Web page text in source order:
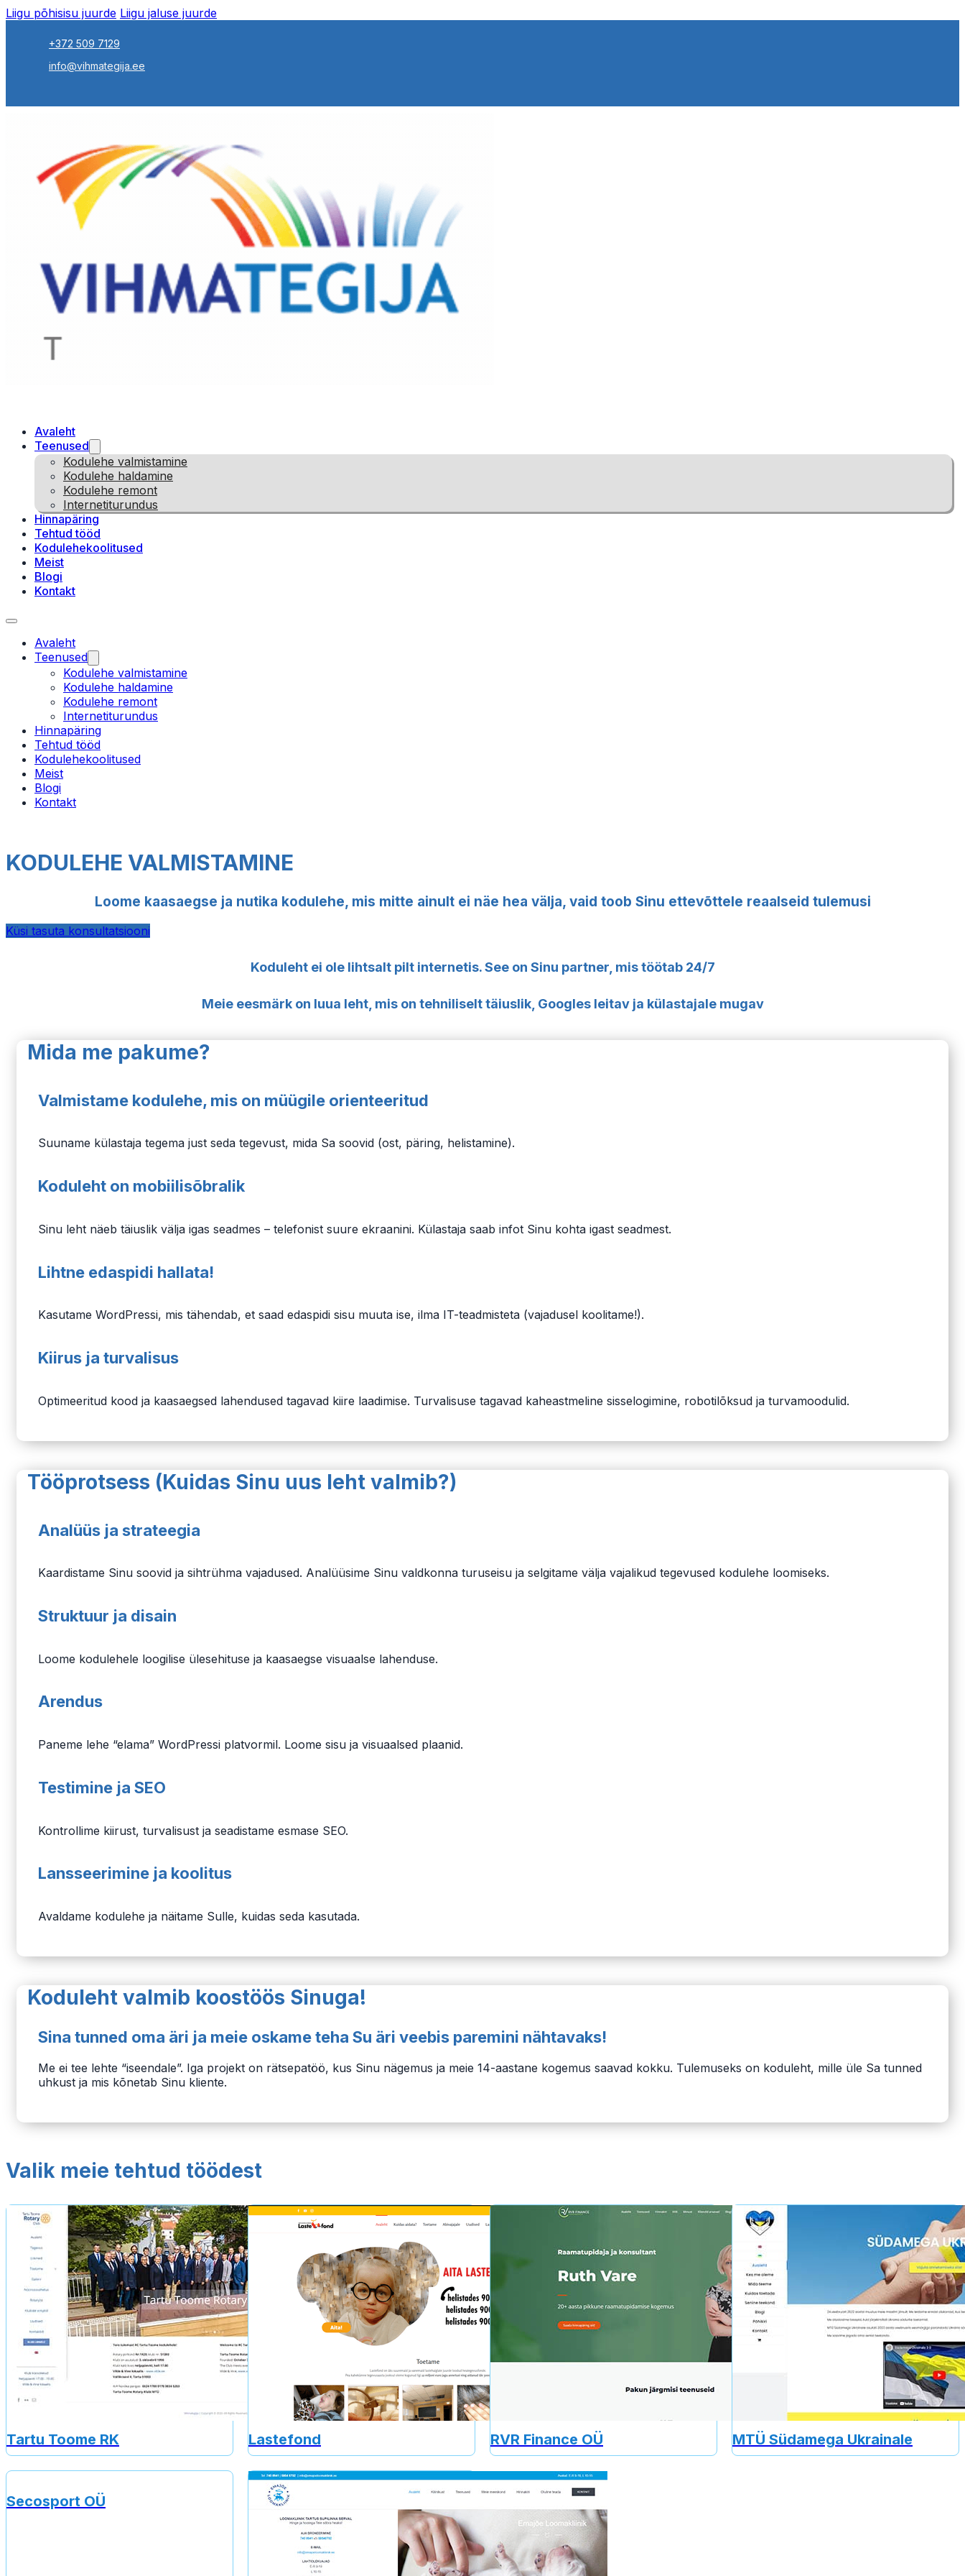
Liigu põhisisu juurde Liigu jaluse juurde
+372 509 7129
info@vihmategija.ee
Avaleht
Teenused
Kodulehe valmistamine
Kodulehe haldamine
Kodulehe remont
Internetiturundus
Hinnapäring
Tehtud tööd
Kodulehekoolitused
Meist
Blogi
Kontakt
Avaleht
Teenused
Kodulehe valmistamine
Kodulehe haldamine
Kodulehe remont
Internetiturundus
Hinnapäring
Tehtud tööd
Kodulehekoolitused
Meist
Blogi
Kontakt
KODULEHE VALMISTAMINE
Loome kaasaegse ja nutika kodulehe, mis mitte ainult ei näe hea välja, vaid toob Sinu ettevõttele reaalseid tulemusi
Küsi tasuta konsultatsiooni
Koduleht ei ole lihtsalt pilt internetis. See on Sinu partner, mis töötab 24/7
Meie eesmärk on luua leht, mis on tehniliselt täiuslik, Googles leitav ja külastajale mugav
Mida me pakume?
Valmistame kodulehe, mis on müügile orienteeritud
Suuname külastaja tegema just seda tegevust, mida Sa soovid (ost, päring, helistamine).
Koduleht on mobiilisõbralik
Sinu leht näeb täiuslik välja igas seadmes – telefonist suure ekraanini. Külastaja saab infot Sinu kohta igast seadmest.
Lihtne edaspidi hallata!
Kasutame WordPressi, mis tähendab, et saad edaspidi sisu muuta ise, ilma IT-teadmisteta (vajadusel koolitame!).
Kiirus ja turvalisus
Optimeeritud kood ja kaasaegsed lahendused tagavad kiire laadimise. Turvalisuse tagavad kaheastmeline sisselogimine, robotilõksud ja turvamoodulid.
Tööprotsess (Kuidas Sinu uus leht valmib?)
Analüüs ja strateegia
Kaardistame Sinu soovid ja sihtrühma vajadused. Analüüsime Sinu valdkonna turuseisu ja selgitame välja vajalikud tegevused kodulehe loomiseks.
Struktuur ja disain
Loome kodulehele loogilise ülesehituse ja kaasaegse visuaalse lahenduse.
Arendus
Paneme lehe “elama” WordPressi platvormil. Loome sisu ja visuaalsed plaanid.
Testimine ja SEO
Kontrollime kiirust, turvalisust ja seadistame esmase SEO.
Lansseerimine ja koolitus
Avaldame kodulehe ja näitame Sulle, kuidas seda kasutada.
Koduleht valmib koostöös Sinuga!
Sina tunned oma äri ja meie oskame teha Su äri veebis paremini nähtavaks!
Me ei tee lehte “iseendale”. Iga projekt on rätsepatöö, kus Sinu nägemus ja meie 14-aastane kogemus saavad kokku. Tulemuseks on koduleht, mille üle Sa tunned
uhkust ja mis kõnetab Sinu kliente.
Valik meie tehtud töödest
Tartu Toome RK Lastefond RVR Finance OÜ MTÜ Südamega Ukrainale
Secosport OÜ